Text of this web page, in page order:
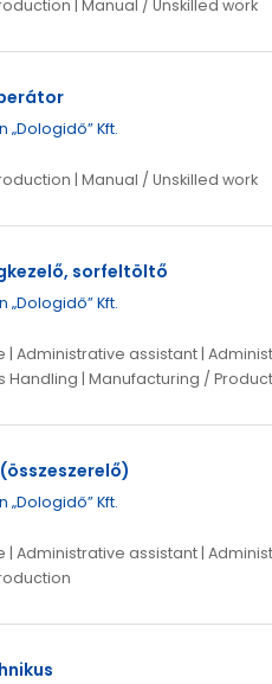
| Manual / Unskilled work
„Dologidő” Kft.
| Manual / Unskilled work
sorfeltöltő
„Dologidő” Kft.
| Administrative assistant |
Handling | Manufacturing /
„Dologidő” Kft.
| Administrative assistant |